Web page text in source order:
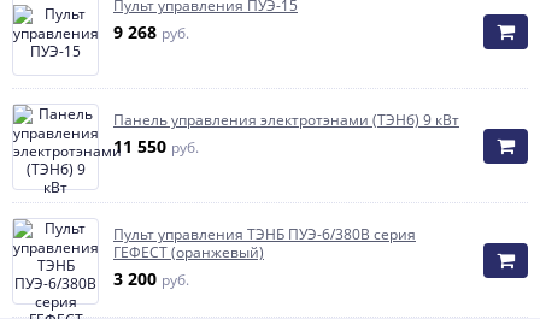
Пульт управления ПУЭ-15
9 268 руб.
Панель управления электротэнами (ТЭНб) 9 кВт
11 550 руб.
Пульт управления ТЭНБ ПУЭ-6/380B серия
ГЕФЕСТ (оранжевый)
3 200 руб.